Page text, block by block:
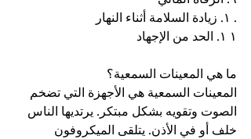
. ١. زيادة السلامة أثناء النهار
١ ١. الحد من الإجهاد
ما هي المعينات السمعية؟
المعينات السمعية هي الأجهزة التي تضخم
الصوت وتقويه بشكل مبتكر. يرتديها الناس
خلف أو في الأذن. يتلقى الميكروفون